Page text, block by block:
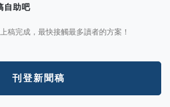
自助吧
稿完成，最快接觸最多讀者的方案！
刊登新聞稿